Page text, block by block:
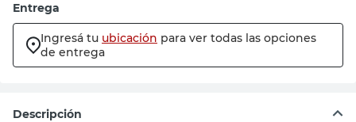
Entrega
Ingresá tu ubicación para ver todas las opciones
de entrega
Descripción